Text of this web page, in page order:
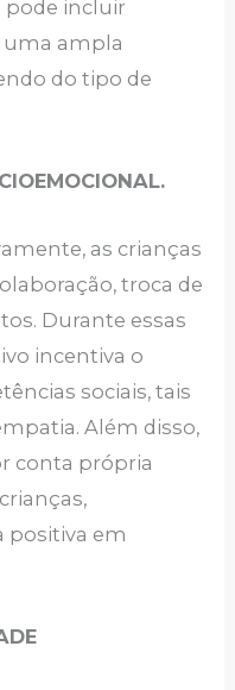
pode incluir
ampla
do tipo de
as crianças
troca de
Durante essas
incentiva o
sociais, tais
Além disso,
conta própria
positiva em